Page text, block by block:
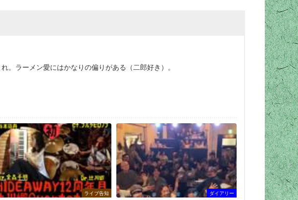
。ラーメン愛にはかなりの偏りがある（二郎好き）。
ライブ告知 ダイアリー